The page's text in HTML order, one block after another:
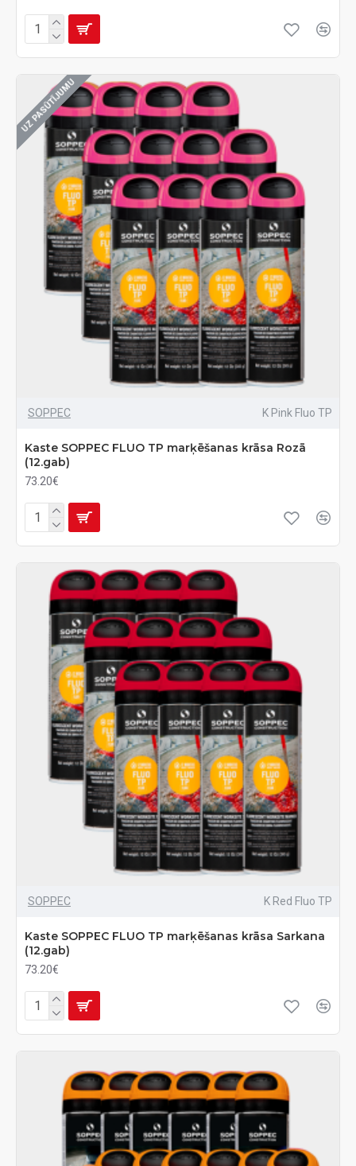
UZ PASŪTĪJUMU
SOPPEC K Pink Fluo TP
Kaste SOPPEC FLUO TP marķēšanas krāsa Rozā
(12.gab)
73.20€
SOPPEC K Red Fluo TP
Kaste SOPPEC FLUO TP marķēšanas krāsa Sarkana
(12.gab)
73.20€